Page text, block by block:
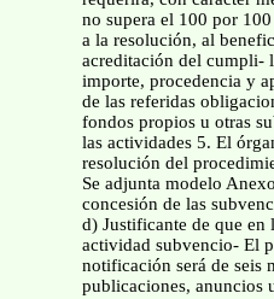
no supera el 100 por
a la resolución, al
acreditación del cumpli-
importe, procedencia y
de las referidas
fondos propios u otras
las actividades 5. El
resolución del
Se adjunta modelo
concesión de las
d) Justificante de que en
actividad subvencio- El
notificación será de seis
publicaciones, anuncios